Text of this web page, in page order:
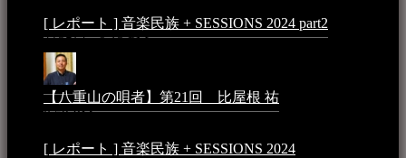
[ レポート ] 音楽民族 + SESSIONS 2024 part2
月25日 - 9:13 PM
【八重山の唄者】第21回 比屋根 祐
8:59 PM
[ レポート ] 音楽民族 + SESSIONS 2024